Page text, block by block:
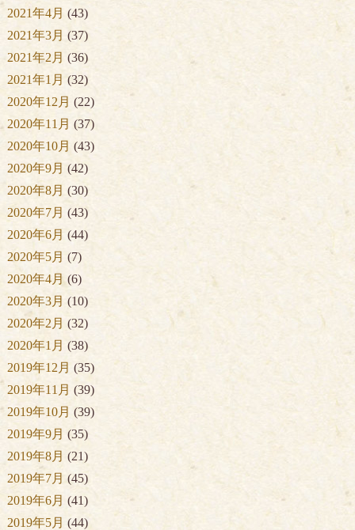
2021年4月 (43)
2021年3月 (37)
2021年2月 (36)
2021年1月 (32)
2020年12月 (22)
2020年11月 (37)
2020年10月 (43)
2020年9月 (42)
2020年8月 (30)
2020年7月 (43)
2020年6月 (44)
2020年5月 (7)
2020年4月 (6)
2020年3月 (10)
2020年2月 (32)
2020年1月 (38)
2019年12月 (35)
2019年11月 (39)
2019年10月 (39)
2019年9月 (35)
2019年8月 (21)
2019年7月 (45)
2019年6月 (41)
2019年5月 (44)